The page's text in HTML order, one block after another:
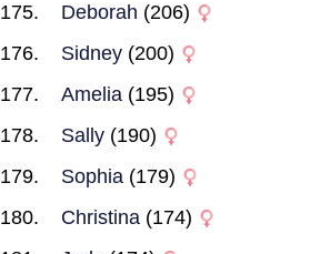
Deborah (206)
Sidney (200)
Amelia (195)
Sally (190)
Sophia (179)
Christina (174)